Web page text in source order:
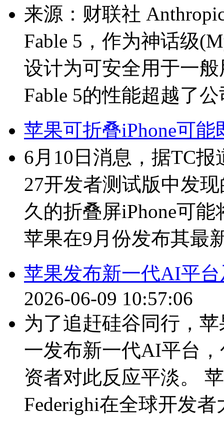
来源：财联社
Fable 5，作为神话级
设计为可安全用于一
Fable 5的性能超越了
苹果可折叠iPhone可能
6月10日消息，据TC报
27开发者测试版中发
久的折叠屏iPhone可
苹果在9月份发布其最
苹果发布新一代AI平
2026-06-09 10:57:06
为了追赶硅谷同行，苹
一发布新一代AI平台
资者对此反应平淡。
Federighi在全球开发